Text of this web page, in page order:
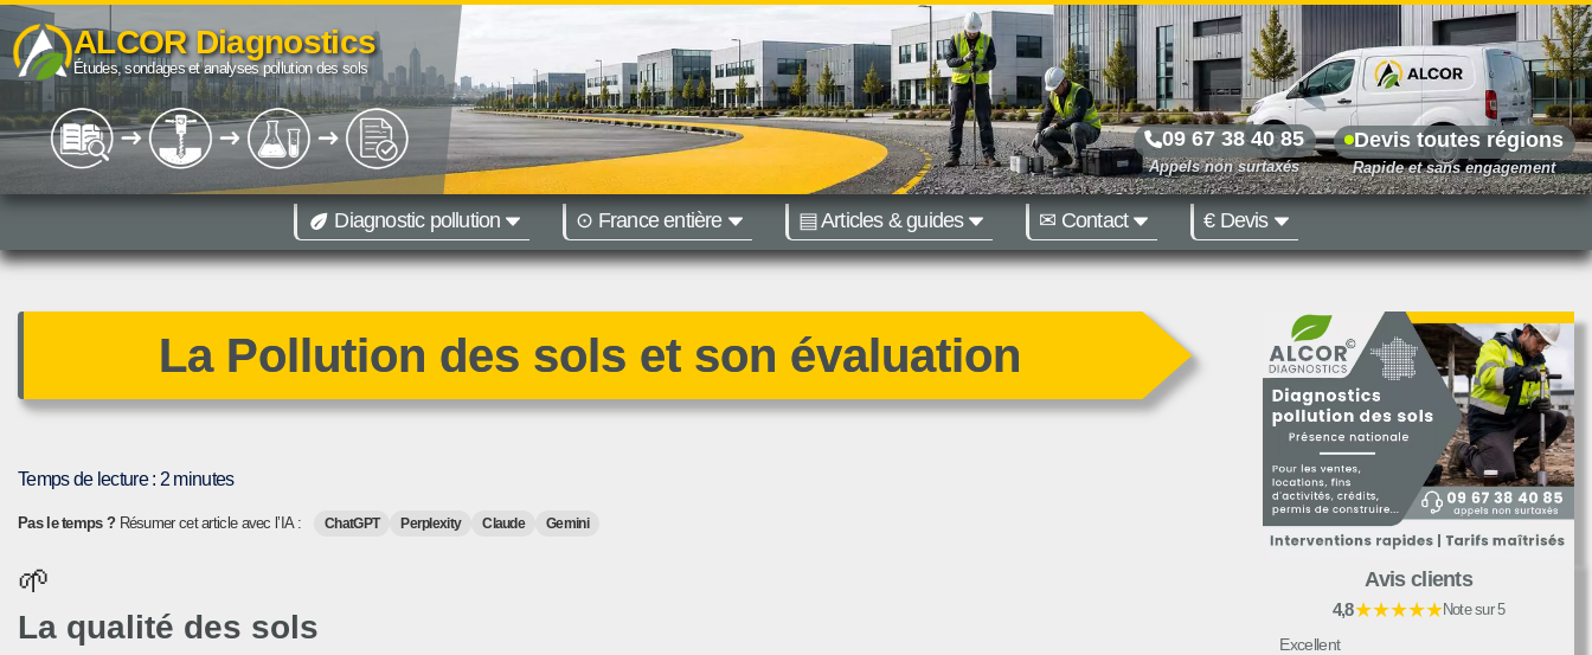
Aller
au
contenu
ALCOR Diagnostics
Études, sondages et analyses pollution des sols
09 67 38 40 85 Devis toutes régions
Diagnostic pollution ⊙ France entière ▤ Articles & guides ✉ Contact € Devis
09 67 38 40 85
ParisLilleDijonLyonMarseilleMontpellierToulouseBesançonNantesBordeaux
La Pollution des sols et son évaluation
Temps de lecture : 2 minutes
Pas le temps ? Résumer cet article avec l’IA : ChatGPT Perplexity Claude Gemini
🌱
La qualité des sols
Avis clients
4,8★★★★★Note sur 5
Excellent